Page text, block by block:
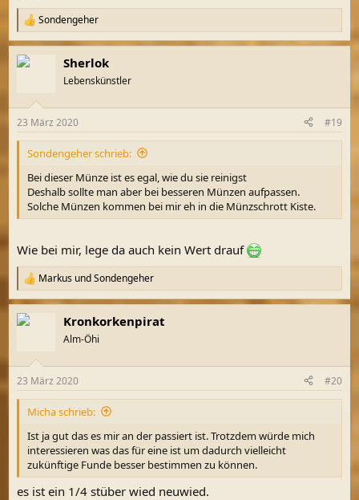
R
e
a
k
e
n
Sondengeher
Sherlok
Lebenskünstler
23 März 2020 #19
Sondengeher schrieb:
Bei dieser Münze ist es egal, wie du sie reinigst
Deshalb sollte man aber bei besseren Münzen aufpassen.
Solche Münzen kommen bei mir eh in die Münzschrott Kiste.
Wie bei mir, lege da auch kein Wert drauf
R
e
a
k
e
n
Markus undSondengeher
Kronkorkenpirat
Alm-Öhi
23 März 2020 #20
Micha schrieb:
Ist ja gut das es mir an der passiert ist. Trotzdem würde mich
interessieren was das für eine ist um dadurch vielleicht
zukünftige Funde besser bestimmen zu können.
es ist ein 1/4 stüber wied neuwied.